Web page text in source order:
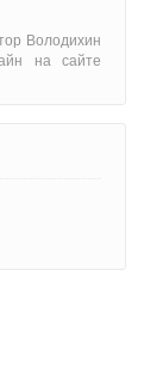
Володихин
на сайте